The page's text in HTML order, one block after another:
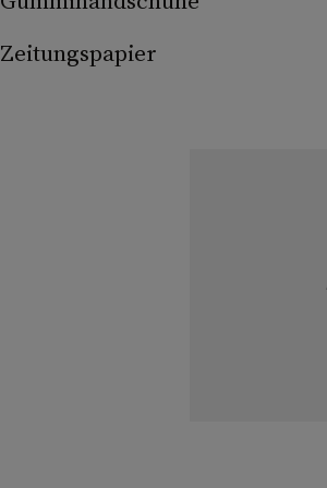
Zeitungspapier